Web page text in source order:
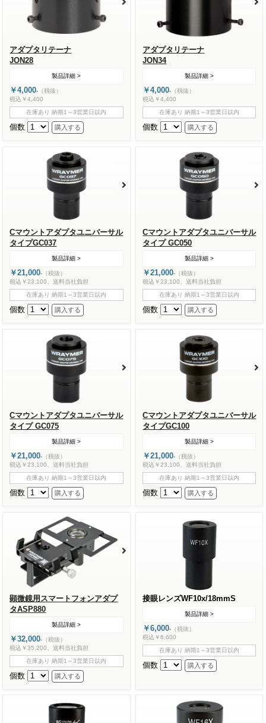
アダプタリテーナ
JON28
製品詳細 >
￥4,000- （税抜）
税込￥4,400
在庫あり 納期1～3営業日以内
個数
アダプタリテーナ
JON34
製品詳細 >
￥4,000- （税抜）
税込￥4,400
在庫あり 納期1～3営業日以内
個数
Cマウントアダプタユニバーサル
タイプGC037
製品詳細 >
￥21,000- （税抜）
税込￥23,100、送料当社負担
在庫あり 納期1～3営業日以内
個数
Cマウントアダプタユニバーサル
タイプ GC050
製品詳細 >
￥21,000- （税抜）
税込￥23,100、送料当社負担
在庫あり 納期1～3営業日以内
個数
Cマウントアダプタユニバーサル
タイプ GC075
製品詳細 >
￥21,000- （税抜）
税込￥23,100、送料当社負担
在庫あり 納期1～3営業日以内
個数
Cマウントアダプタユニバーサル
タイプGC100
製品詳細 >
￥21,000- （税抜）
税込￥23,100、送料当社負担
在庫あり 納期1～3営業日以内
個数
顕微鏡用スマートフォンアダプ
タASP880
製品詳細 >
￥32,000- （税抜）
税込￥35,200、送料当社負担
在庫あり 納期1～3営業日以内
個数
接眼レンズWF10x/18mmS
製品詳細 >
￥6,000- （税抜）
税込￥6,600
在庫あり 納期1～3営業日以内
個数